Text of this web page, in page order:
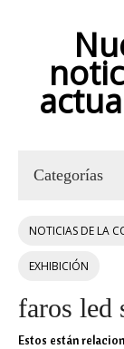
Categorías
NOTICIAS DE LA
EXHIBICIÓN
faros led
Estos están